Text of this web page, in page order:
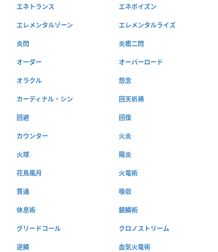
エネトランス エネポイズン
エレメンタルゾーン エレメンタルライズ
炎閃 炎癒二閃
オーダー オーバーロード
オラクル 怨念
カーディナル・シン 回天祈祷
回避 回復
カウンター 火炎
火球 陽炎
花鳥風月 火竜術
貫通 吸収
休息術 鏡鱗術
グリードコール クロノストリーム
逆鱗 血気火竜術